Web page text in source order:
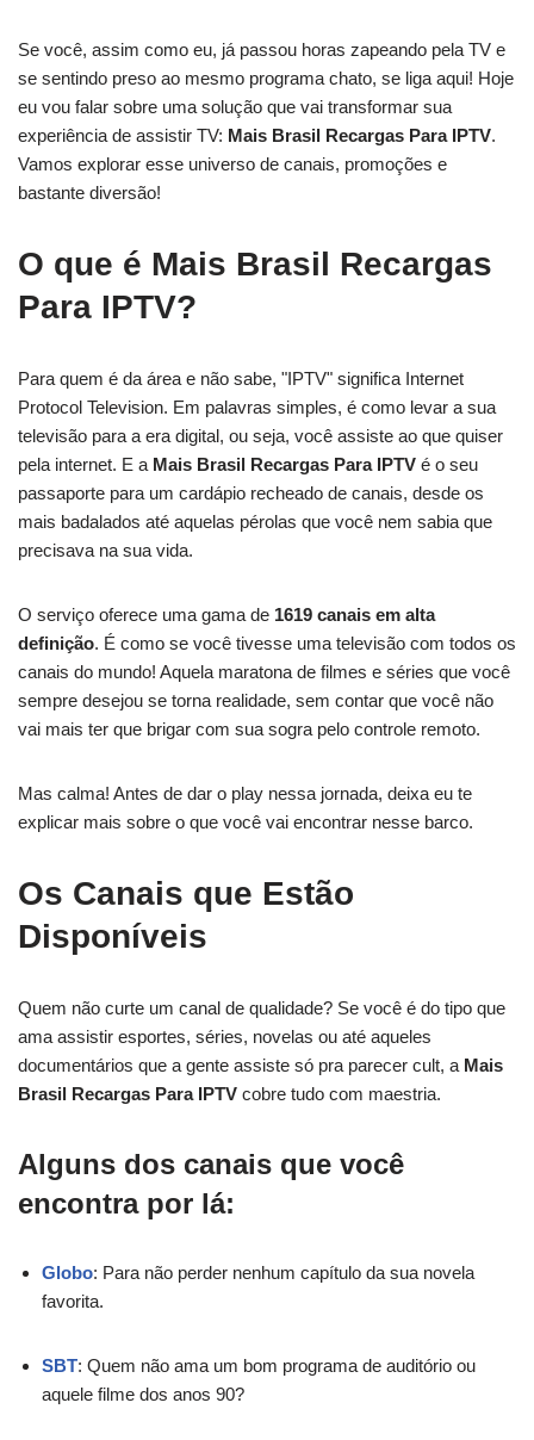
Se você, assim como eu, já passou horas zapeando pela TV e
se sentindo preso ao mesmo programa chato, se liga aqui! Hoje
eu vou falar sobre uma solução que vai transformar sua
experiência de assistir TV: Mais Brasil Recargas Para IPTV.
Vamos explorar esse universo de canais, promoções e
bastante diversão!
O que é Mais Brasil Recargas
Para IPTV?
Para quem é da área e não sabe, "IPTV" significa Internet
Protocol Television. Em palavras simples, é como levar a sua
televisão para a era digital, ou seja, você assiste ao que quiser
pela internet. E a Mais Brasil Recargas Para IPTV é o seu
passaporte para um cardápio recheado de canais, desde os
mais badalados até aquelas pérolas que você nem sabia que
precisava na sua vida.
O serviço oferece uma gama de 1619 canais em alta
definição. É como se você tivesse uma televisão com todos os
canais do mundo! Aquela maratona de filmes e séries que você
sempre desejou se torna realidade, sem contar que você não
vai mais ter que brigar com sua sogra pelo controle remoto.
Mas calma! Antes de dar o play nessa jornada, deixa eu te
explicar mais sobre o que você vai encontrar nesse barco.
Os Canais que Estão
Disponíveis
Quem não curte um canal de qualidade? Se você é do tipo que
ama assistir esportes, séries, novelas ou até aqueles
documentários que a gente assiste só pra parecer cult, a Mais
Brasil Recargas Para IPTV cobre tudo com maestria.
Alguns dos canais que você
encontra por lá:
Globo: Para não perder nenhum capítulo da sua novela
favorita.
SBT: Quem não ama um bom programa de auditório ou
aquele filme dos anos 90?